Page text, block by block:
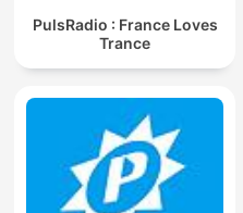
PulsRadio : France Loves
Trance